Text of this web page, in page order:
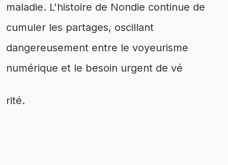
maladie. L'histoire de Nondie continue de
cumuler les partages, oscillant
dangereusement entre le voyeurisme
numérique et le besoin urgent de vé
rité.